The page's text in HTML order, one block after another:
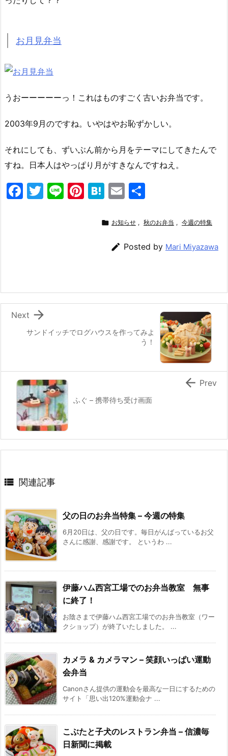
お月見弁当
うおーーーーーっ！これはものすごく古いお弁当です。
2003年9月のですね。いやはやお恥ずかしい。
それにしても、ずいぶん前から月をテーマにしてきたんで
すね。日本人はやっぱり月がすきなんですねえ。
F
o
k
T
Li Pi H
e
a
E
ai
l
 お知らせ , 秋のお弁当 , 今週の特集
 Posted by Mari Miyazawa
サンドイッチでログハウスを作ってみよ
う！

Next
ふぐ – 携帯待ち受け画面
 Prev
 関連記事
父の日のお弁当特集 – 今週の特集
6月20日は、父の日です。毎日がんばっているお父
さんに感謝、感謝です。 というわ ...
伊藤ハム西宮工場でのお弁当教室 無事
に終了！
お陰さまで伊藤ハム西宮工場でのお弁当教室（ワー
クショップ）が終了いたしました。 ...
カメラ & カメラマン – 笑顔いっぱい運動
会弁当
Canonさん提供の運動会を最高な一日にするための
サイト「思い出120%運動会ナ ...
こぶたと子犬のレストラン弁当 – 信濃毎
日新聞に掲載